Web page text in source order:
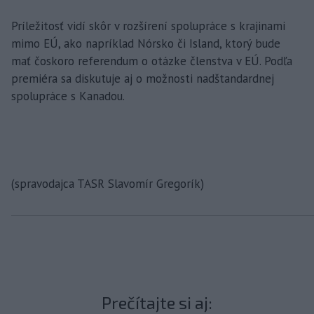
Príležitosť vidí skôr v rozšírení spolupráce s krajinami
mimo EÚ, ako napríklad Nórsko či Island, ktorý bude
mať čoskoro referendum o otázke členstva v EÚ. Podľa
premiéra sa diskutuje aj o možnosti nadštandardnej
spolupráce s Kanadou.
(spravodajca TASR Slavomír Gregorík)
Prečítajte si aj: